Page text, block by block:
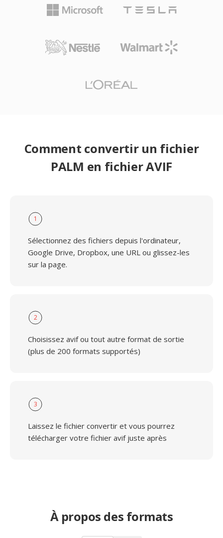
Comment convertir un fichier
PALM en fichier AVIF
1
Sélectionnez des fichiers depuis l'ordinateur,
Google Drive, Dropbox, une URL ou glissez-les
sur la page.
2
Choisissez avif ou tout autre format de sortie
(plus de 200 formats supportés)
3
Laissez le fichier convertir et vous pourrez
télécharger votre fichier avif juste après
À propos des formats